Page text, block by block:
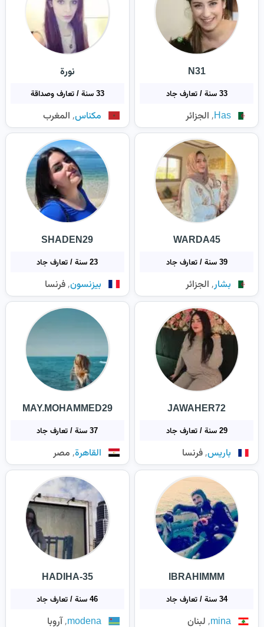
N31
33 سنة / تعارف جاد
Has
, الجزائر
نورة
33 سنة / تعارف وصداقة
مكناس, المغرب
WARDA45
39 سنة / تعارف جاد
بشار, الجزائر
SHADEN29
23 سنة / تعارف جاد
بيزنسون, فرنسا
JAWAHER72
29 سنة / تعارف جاد
باريس,فرنسا
MAY.MOHAMMED29
37 سنة / تعارف جاد
القاهرة, مصر
IBRAHIMMM
34 سنة / تعارف جاد
mina
, لبنان
HADIHA-35
46 سنة / تعارف جاد
modena
,آروبا